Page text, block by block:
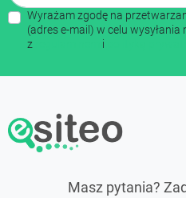
Wyrażam zgodę na
(adres e-mail) w celu
z
i
Masz pytania?